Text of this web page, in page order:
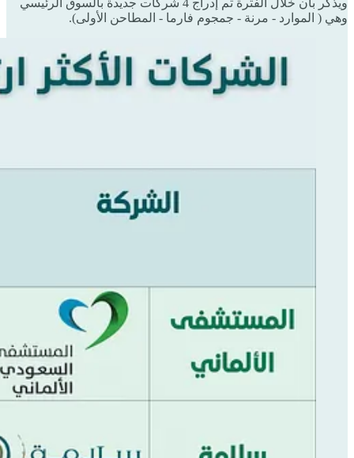
وهي ( الموارد - مرنة - جمجوم فارما - المطاحن الأولى).